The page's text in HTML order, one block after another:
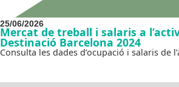
25/06/2026
Mercat de treball i salaris a
Destinació Barcelona 2024
Consulta les dades d’ocupació i salaris de